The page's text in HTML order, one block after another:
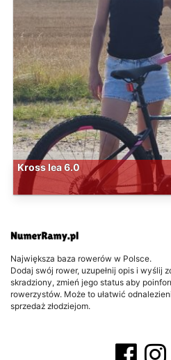
Kross lea 6.0
Największa baza rowerów w Polsce.
Dodaj swój rower, uzupełnij opis i wyślij
skradziony, zmień jego status aby
rowerzystów. Może to ułatwić
sprzedaż złodziejom.